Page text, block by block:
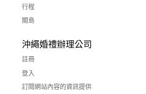
行程
關島
沖繩婚禮辦理公司
註冊
登入
訂閱網站內容的資訊提供